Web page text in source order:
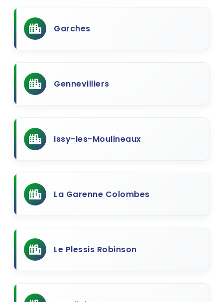
Garches
Gennevilliers
Issy-les-Moulineaux
La Garenne Colombes
Le Plessis Robinson